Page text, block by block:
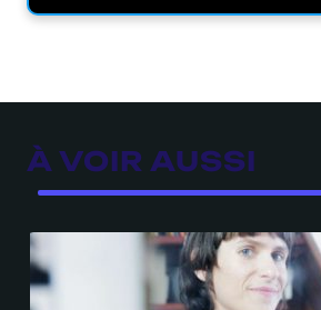
À VOIR AUSSI